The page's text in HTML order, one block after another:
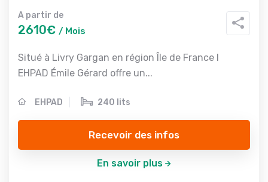
A partir de
2610€ / Mois
Situé à Livry Gargan en région Île de France l
EHPAD Émile Gérard offre un...
EHPAD 240 lits
Recevoir des infos
En savoir plus